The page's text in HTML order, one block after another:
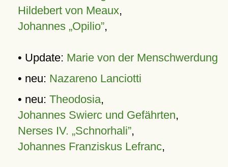
Hildebert von Meaux,
Johannes „Opilio”,
• Update: Marie von der Menschwerdung
• neu: Nazareno Lanciotti
• neu: Theodosia,
Johannes Swierc und Gefährten,
Nerses IV. „Schnorhali”,
Johannes Franziskus Lefranc,